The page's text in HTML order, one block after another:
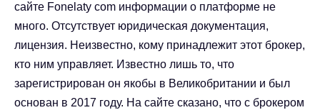
сайте Fonelaty com информации о платформе не
много. Отсутствует юридическая документация,
лицензия. Неизвестно, кому принадлежит этот брокер,
кто ним управляет. Известно лишь то, что
зарегистрирован он якобы в Великобритании и был
основан в 2017 году. На сайте сказано, что с брокером